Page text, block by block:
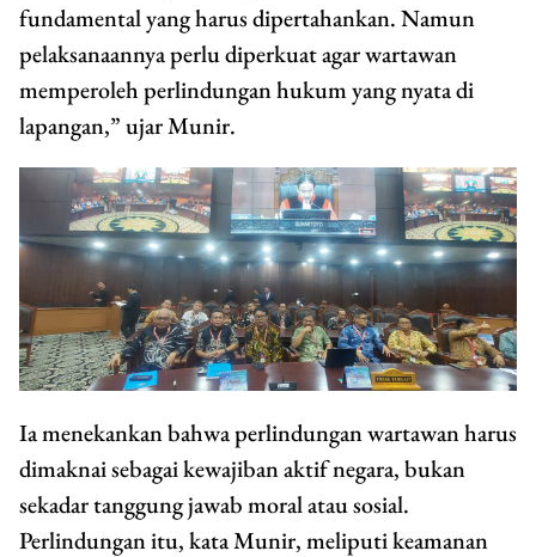
fundamental yang harus dipertahankan. Namun
pelaksanaannya perlu diperkuat agar wartawan
memperoleh perlindungan hukum yang nyata di
lapangan,” ujar Munir.
Ia menekankan bahwa perlindungan wartawan harus
dimaknai sebagai kewajiban aktif negara, bukan
sekadar tanggung jawab moral atau sosial.
Perlindungan itu, kata Munir, meliputi keamanan